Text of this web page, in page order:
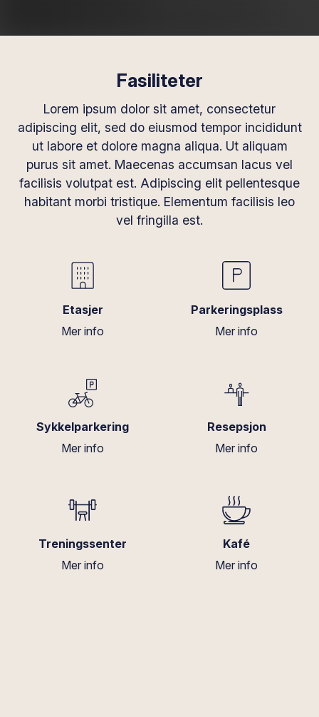
Fasiliteter
Lorem ipsum dolor sit amet, consectetur
adipiscing elit, sed do eiusmod tempor incididunt
ut labore et dolore magna aliqua. Ut aliquam
purus sit amet. Maecenas accumsan lacus vel
facilisis volutpat est. Adipiscing elit pellentesque
habitant morbi tristique. Elementum facilisis leo
vel fringilla est.
Etasjer
Mer info
Parkeringsplass
Mer info
Sykkelparkering
Mer info
Resepsjon
Mer info
Treningssenter
Mer info
Kafé
Mer info